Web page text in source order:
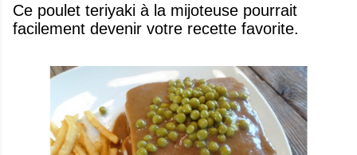
Ce poulet teriyaki à la mijoteuse pourrait
facilement devenir votre recette favorite.